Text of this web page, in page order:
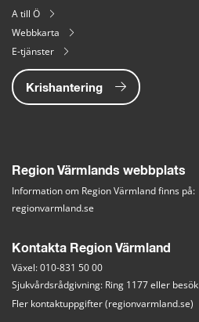
A till Ö
Webbkarta
E-tjänster
Krishantering
Region Värmlands webbplats
Information om Region Värmland finns på:
regionvarmland.se
Kontakta Region Värmland
Växel: 010-831 50 00
Sjukvårdsrådgivning: Ring 1177 eller besök
Fler kontaktuppgifter (regionvarmland.se)